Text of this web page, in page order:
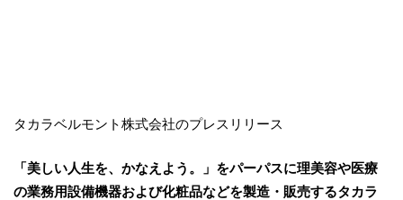
タカラベルモント株式会社のプレスリリース
「美しい人生を、かなえよう。」をパーパスに理美容や医療
の業務用設備機器および化粧品などを製造・販売するタカラ